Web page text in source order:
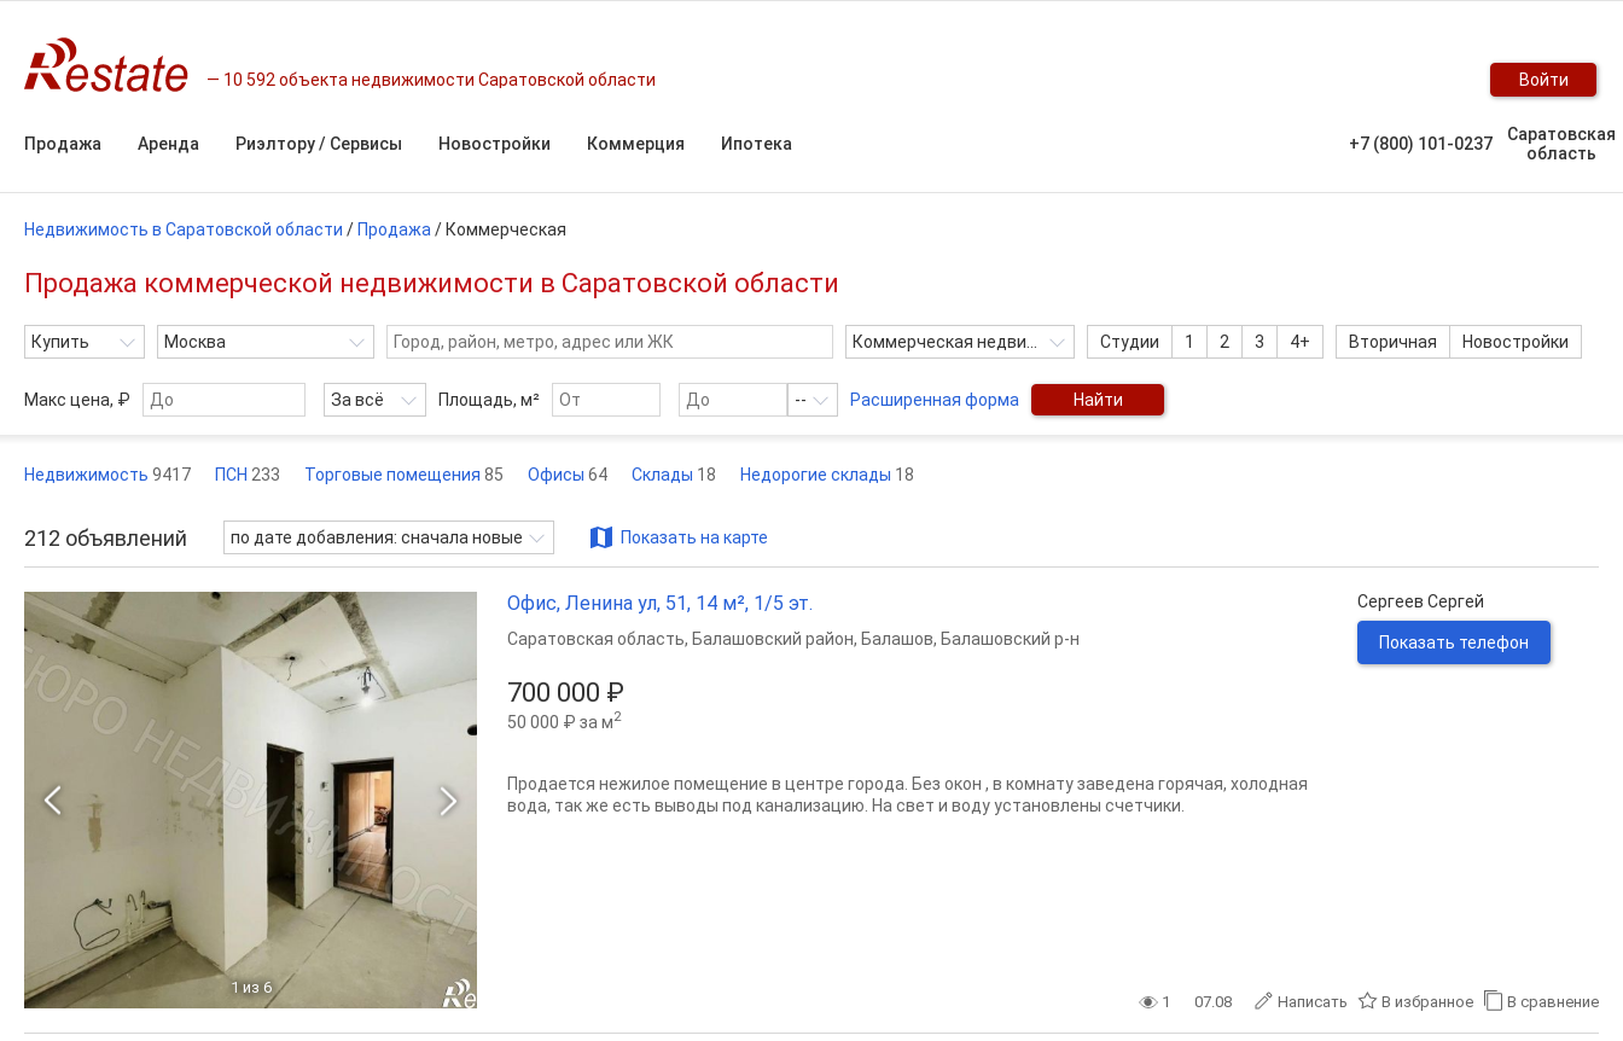
10 592 объекта недвижимости Саратовской области Войти
Продажа Аренда Риэлтору / Сервисы Новостройки Коммерция Ипотека +7 (800) 101-0237
Саратовская
область
Недвижимость в Саратовской области / Продажа / Коммерческая
Продажа коммерческой недвижимости в Саратовской области
Купить Москва Коммерческая недвижимость Студии 1 2 3 4+ Вторичная Новостройки
Макс цена, ₽ За всё Площадь, м² -- Расширенная форма Найти
Недвижимость 9417 ПСН 233 Торговые помещения 85 Офисы 64 Склады 18 Недорогие склады 18
212 объявлений по дате добавления: сначала новые Показать на карте
1 из 6
Офис, Ленина ул, 51, 14 м², 1/5 эт.
700 000 ₽
50 000 ₽ за м2
Саратовская область, Балашовский район, Балашов, Балашовский р-н
Продается нежилое помещение в центре города. Без окон , в комнату заведена горячая, холодная
вода, так же есть выводы под канализацию. На свет и воду установлены счетчики.
Сергеев Сергей
Показать телефон
1 07.08 Написать В избранное В сравнение